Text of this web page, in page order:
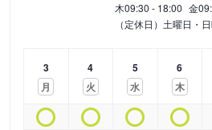
木09:30 - 18:00 金
（定休日）土曜日・
3
月
4
火
5
水
6
木